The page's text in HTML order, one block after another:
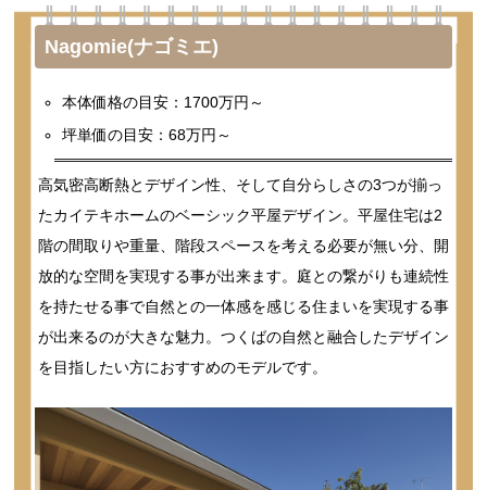
Nagomie(ナゴミエ)
本体価格の目安：1700万円～
坪単価の目安：68万円～
高気密高断熱とデザイン性、そして自分らしさの3つが揃っ
たカイテキホームのベーシック平屋デザイン。平屋住宅は2
階の間取りや重量、階段スペースを考える必要が無い分、開
放的な空間を実現する事が出来ます。庭との繋がりも連続性
を持たせる事で自然との一体感を感じる住まいを実現する事
が出来るのが大きな魅力。つくばの自然と融合したデザイン
を目指したい方におすすめのモデルです。